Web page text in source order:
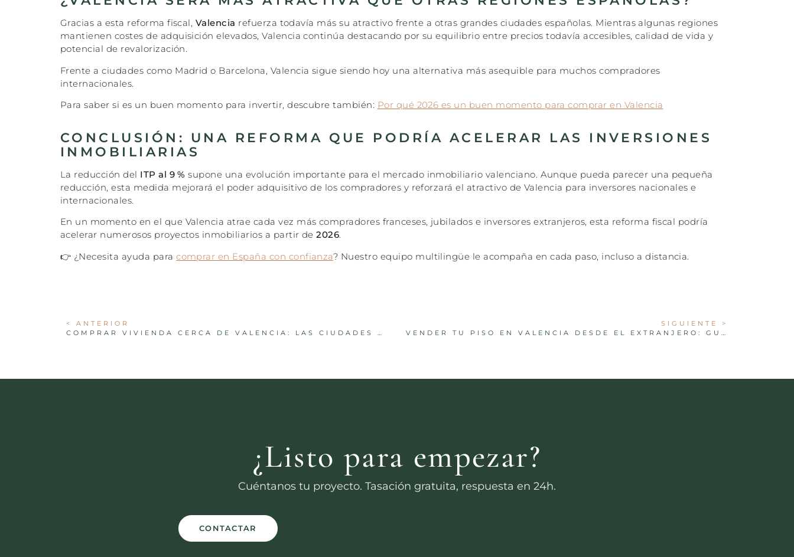
Gracias a esta reforma fiscal, Valencia refuerza todavía más su atractivo frente a otras grandes ciudades españolas. Mientras algunas regiones
mantienen costes de adquisición elevados, Valencia continúa destacando por su equilibrio entre precios todavía accesibles, calidad de vida y
potencial de revalorización.
Frente a ciudades como Madrid o Barcelona, Valencia sigue siendo hoy una alternativa más asequible para muchos compradores
internacionales.
Para saber si es un buen momento para invertir, descubre también: Por qué 2026 es un buen momento para comprar en Valencia
CONCLUSIÓN: UNA REFORMA QUE PODRÍA ACELERAR LAS INVERSIONES
INMOBILIARIAS
La reducción del ITP al 9 % supone una evolución importante para el mercado inmobiliario valenciano. Aunque pueda parecer una pequeña
reducción, esta medida mejorará el poder adquisitivo de los compradores y reforzará el atractivo de Valencia para inversores nacionales e
internacionales.
En un momento en el que Valencia atrae cada vez más compradores franceses, jubilados e inversores extranjeros, esta reforma fiscal podría
acelerar numerosos proyectos inmobiliarios a partir de2026.
👉 ¿Necesita ayuda paracomprar en España con confianza? Nuestro equipo multilingüe le acompaña en cada paso, incluso a distancia.
< ANTERIOR
COMPRAR VIVIENDA CERCA DE VALENCIA: LAS CIUDADES MÁS ACCESIBLES EN 2026
SIGUIENTE >
VENDER TU PISO EN VALENCIA DESDE EL EXTRANJERO: GUÍA 2026
¿Listo para empezar?
Cuéntanos tu proyecto. Tasación gratuita, respuesta en 24h.
CONTACTAR